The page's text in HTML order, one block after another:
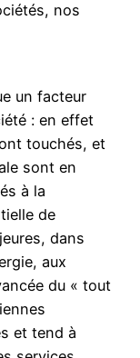
nos
un facteur
: en effet
touchés, et
sont en
à la
de
dans
aux
du « tout
et tend à